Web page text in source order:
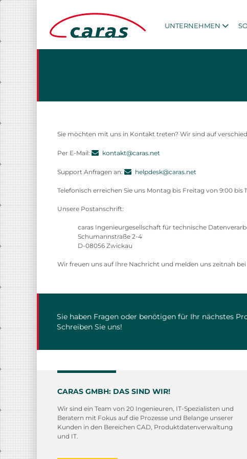
UNTERNEHMEN
Sie möchten mit uns in Kontakt treten? Wir sind auf
Per E-Mail: kontakt@caras.net
Support Anfragen an: helpdesk@caras.net
Telefonisch erreichen Sie uns Montag bis Freitag von 9:00 bis
Unsere Postanschrift:
caras Ingenieurgesellschaft für technische
Schumannstraße 2-4
D-08056 Zwickau
Wir freuen uns auf Ihre Nachricht und melden uns zeitnah
Sie haben Fragen oder benötigen für Ihr nächstes
Schreiben Sie uns!
CARAS GMBH: DAS SIND WIR!
Wir sind ein Team von 20 Ingenieuren, IT-Spezialisten und
Beratern mit Fokus auf die Prozesse und Belange unserer
Kunden in den Bereichen CAD, Produktdatenverwaltung
und IT.